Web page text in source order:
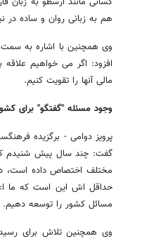
هم به زبانی روان و ساده در
وی همچنین با اشاره به
افزود: اگر می خواهیم
مالی آنها را تقویت کنیم.
وجود مسئله "گفتگو" برای
پرویز دوامی - برگزیده
گفت: چند سال پیش شنیدم که
مختلف اختصاص داده است، در
حداقل اش این است که ما
مسائل کشور را توسعه دهیم.
وی همچنین تلاش برای